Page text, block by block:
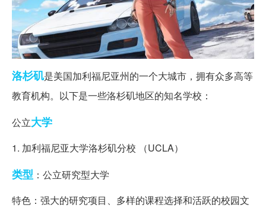
洛杉矶是美国加利福尼亚州的一个大城市，拥有众多高等
教育机构。以下是一些洛杉矶地区的知名学校：
公立大学
1. 加利福尼亚大学洛杉矶分校 （UCLA）
类型 ：公立研究型大学
特色：强大的研究项目、多样的课程选择和活跃的校园文